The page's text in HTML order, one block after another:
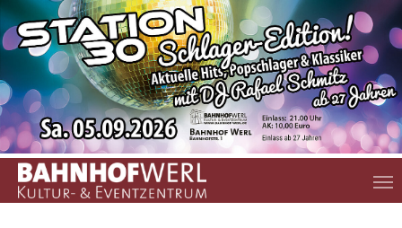
Zum Hauptinhalt springen